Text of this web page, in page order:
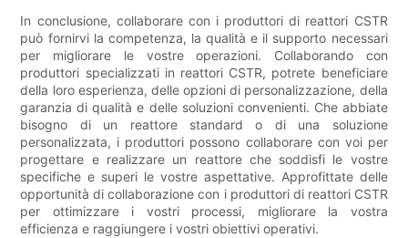
In conclusione, collaborare con i produttori di reattori CSTR
può fornirvi la competenza, la qualità e il supporto necessari
per migliorare le vostre operazioni. Collaborando con
produttori specializzati in reattori CSTR, potrete beneficiare
della loro esperienza, delle opzioni di personalizzazione, della
garanzia di qualità e delle soluzioni convenienti. Che abbiate
bisogno di un reattore standard o di una soluzione
personalizzata, i produttori possono collaborare con voi per
progettare e realizzare un reattore che soddisfi le vostre
specifiche e superi le vostre aspettative. Approfittate delle
opportunità di collaborazione con i produttori di reattori CSTR
per ottimizzare i vostri processi, migliorare la vostra
efficienza e raggiungere i vostri obiettivi operativi.